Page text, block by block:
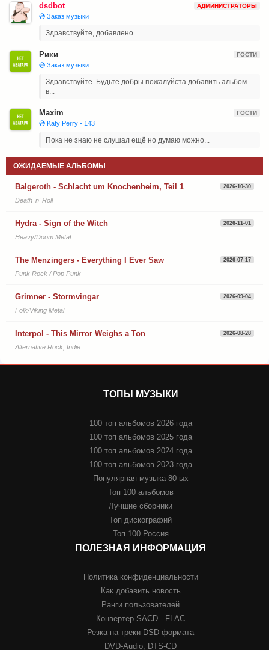
dsdbot АДМИНИСТРАТОРЫ
💿 Заказ музыки
Здравствуйте, добавлено...
Рики ГОСТИ
💿 Заказ музыки
Здравствуйте. Будьте добры пожалуйста добавить альбом
в...
Maxim ГОСТИ
💿 Katy Perry - 143
Пока не знаю не слушал ещё но думаю можно...
ОЖИДАЕМЫЕ АЛЬБОМЫ
Balgeroth - Schlacht um Knochenheim, Teil 1 2026-10-30
Death 'n' Roll
Hydra - Sign of the Witch 2026-11-01
Heavy/Doom Metal
The Menzingers - Everything I Ever Saw 2026-07-17
Punk Rock / Pop Punk
Grimner - Stormvingar 2026-09-04
Folk/Viking Metal
Interpol - This Mirror Weighs a Ton 2026-08-28
Alternative Rock, Indie
ТОПЫ МУЗЫКИ
100 топ альбомов 2026 года
100 топ альбомов 2025 года
100 топ альбомов 2024 года
100 топ альбомов 2023 года
Популярная музыка 80-ых
Топ 100 альбомов
Лучшие сборники
Топ дискографий
Топ 100 Россия
ПОЛЕЗНАЯ ИНФОРМАЦИЯ
Политика конфиденциальности
Как добавить новость
Ранги пользователей
Конвертер SACD - FLAC
Резка на треки DSD формата
DVD-Audio, DTS-CD